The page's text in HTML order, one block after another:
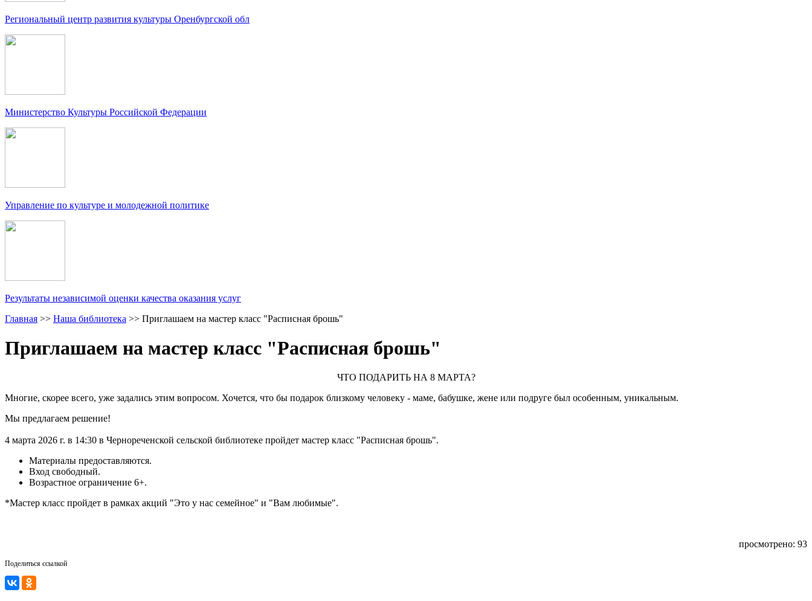
Региональный центр развития культуры Оренбургской обл
Министерство Культуры Российской Федерации
Управление по культуре и молодежной политике
Результаты независимой оценки качества оказания услуг
Главная >> Наша библиотека >> Приглашаем на мастер класс "Расписная брошь"
Приглашаем на мастер класс "Расписная брошь"
ЧТО ПОДАРИТЬ НА 8 МАРТА?
Многие, скорее всего, уже задались этим вопросом. Хочется, что бы подарок близкому человеку - маме, бабушке, жене или подруге был особенным, уникальным.
Мы предлагаем решение!
4 марта 2026 г. в 14:30 в Чернореченской сельской библиотеке пройдет мастер класс "Расписная брошь".
Материалы предоставляются.
Вход свободный.
Возрастное ограничение 6+.
*Мастер класс пройдет в рамках акций "Это у нас семейное" и "Вам любимые".
просмотрено: 93
Поделиться ссылкой